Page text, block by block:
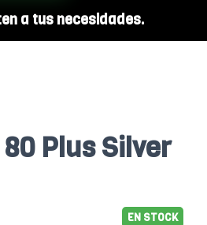
a tus necesidades.
Plus Silver
EN STOCK